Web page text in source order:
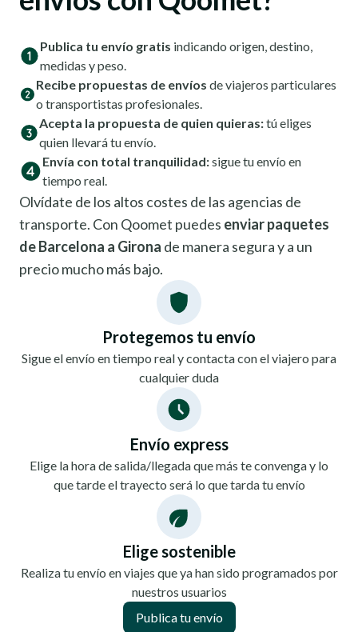
Publica tu envío gratis indicando origen, destino,
medidas y peso.
Recibe propuestas de envíos de viajeros particulares
o transportistas profesionales.
Acepta la propuesta de quien quieras:tú eliges
quien llevará tu envío.
Envía con total tranquilidad:sigue tu envío en
tiempo real.
Olvídate de los altos costes de las agencias de
transporte. Con Qoomet puedes enviar paquetes
de Barcelona a Girona de manera segura y a un
precio mucho más bajo.
Protegemos tu envío
Sigue el envío en tiempo real y contacta con el viajero para
cualquier duda
Envío express
Elige la hora de salida/llegada que más te convenga y lo
que tarde el trayecto será lo que tarda tu envío
Elige sostenible
Realiza tu envío en viajes que ya han sido programados por
nuestros usuarios
Publica tu envío